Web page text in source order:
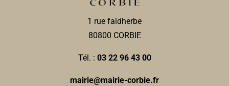
1 rue faidherbe
80800 CORBIE
Tél. : 03 22 96 43 00
mairie@mairie-corbie.fr